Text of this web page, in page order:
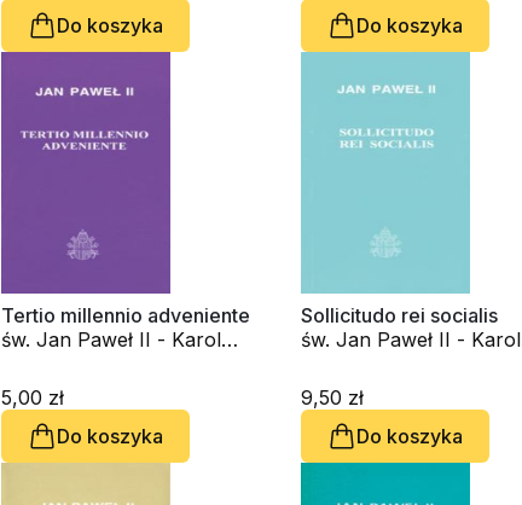
Do koszyka
Do koszyka
Tertio millennio adveniente
św. Jan Paweł II - Karol
5,00 zł
Do koszyka
Sollicitudo rei socialis
św. Jan Paweł II - Karol
9,50 zł
Do koszyka